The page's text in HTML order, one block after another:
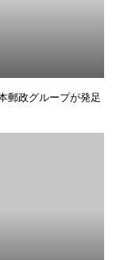
郵政グループが発足